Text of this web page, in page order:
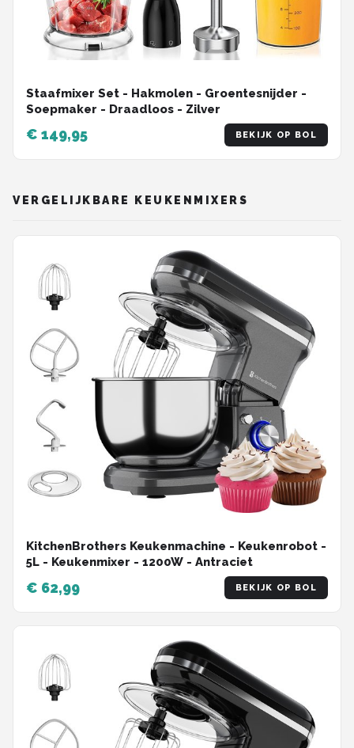
Staafmixer Set - Hakmolen - Groentesnijder -
Soepmaker - Draadloos - Zilver
€ 149,95 BEKIJK OP BOL
VERGELIJKBARE KEUKENMIXERS
KitchenBrothers Keukenmachine - Keukenrobot -
5L - Keukenmixer - 1200W - Antraciet
€ 62,99 BEKIJK OP BOL